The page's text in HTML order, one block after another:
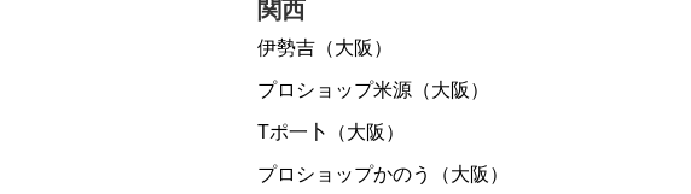
関西
伊勢吉（大阪）
プロショップ米源（大阪）
Tポ一卜（大阪）
プロショップかのう（大阪）